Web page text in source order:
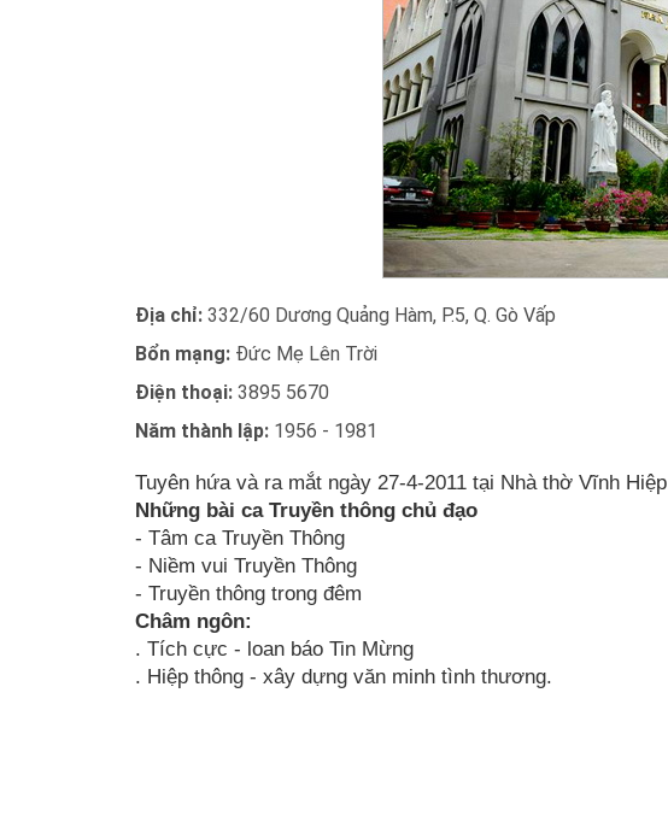
Địa chỉ: 332/60 Dương Quảng Hàm, P.5, Q. Gò Vấp
Bổn mạng: Đức Mẹ Lên Trời
Điện thoại: 3895 5670
Năm thành lập: 1956 - 1981
Tuyên hứa và ra mắt ngày 27-4-2011 tại Nhà thờ Vĩnh Hiệp
Những bài ca Truyền thông chủ đạo
- Tâm ca Truyền Thông
- Niềm vui Truyền Thông
- Truyền thông trong đêm
Châm ngôn:
. Tích cực - loan báo Tin Mừng
. Hiệp thông - xây dựng văn minh tình thương.